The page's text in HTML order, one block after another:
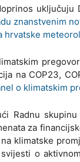
uključuju
znanstvenim
hrvatske
na COP23,
o klimatskim
Radnu
za
klimatske
o